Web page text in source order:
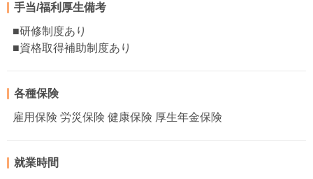
手当/福利厚生備考
■研修制度あり
■資格取得補助制度あり
各種保険
雇用保険 労災保険 健康保険 厚生年金保険
就業時間